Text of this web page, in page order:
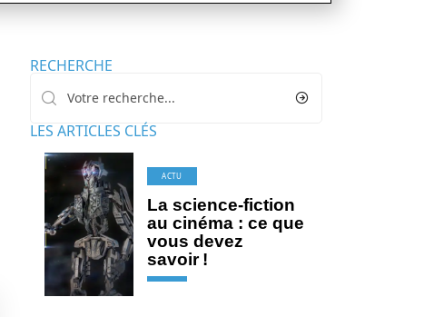
RECHERCHE
LES ARTICLES CLÉS
ACTU
La science-fiction
au cinéma : ce que
vous devez
savoir !